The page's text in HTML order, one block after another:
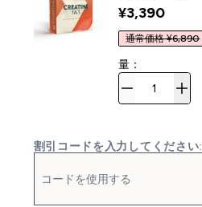
¥3,390‎
通常価格 ¥6,890
量：
割引コードを入力してください: